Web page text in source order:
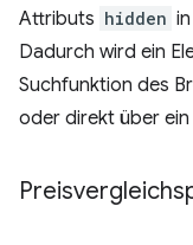
Attributs hidden
Dadurch wird ein
Suchfunktion des
oder direkt über